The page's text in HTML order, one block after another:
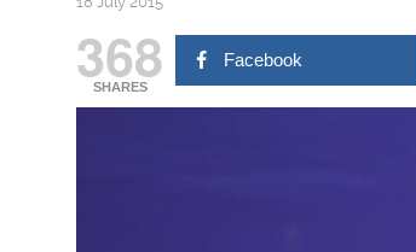
368
SHARES
Facebook